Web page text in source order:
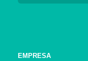
EMPRESA